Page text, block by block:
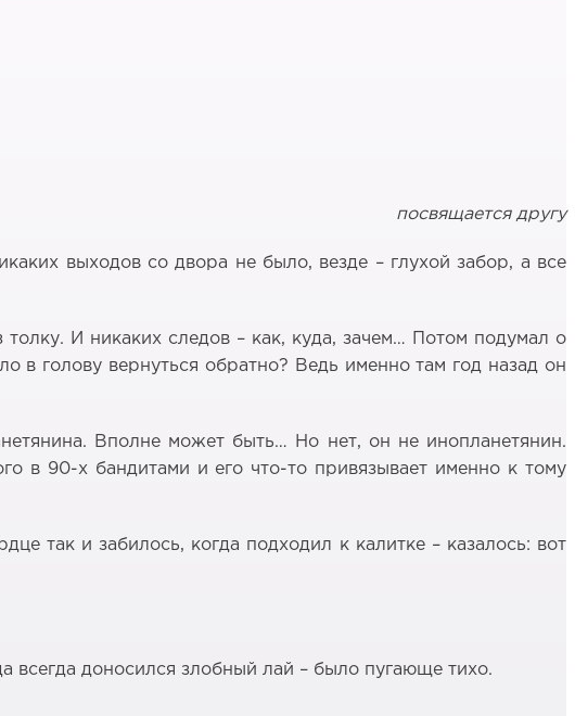
посвящается другу
выходов со двора не было, везде – глухой забор, а все
И никаких следов – как, куда, зачем… Потом подумал о
в голову вернуться обратно? Ведь именно там год назад он
Вполне может быть… Но нет, он не инопланетянин.
в 90-х бандитами и его что-то привязывает именно к тому
так и забилось, когда подходил к калитке – казалось: вот
всегда доносился злобный лай – было пугающе тихо.